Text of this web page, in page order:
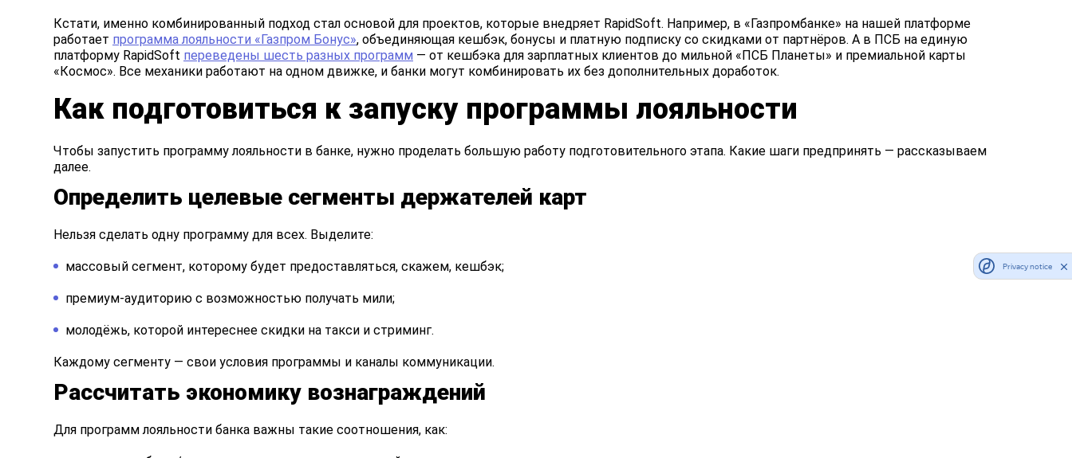
Кстати, именно комбинированный подход стал основой для проектов, которые внедряет RapidSoft. Например, в «Газпромбанке» на нашей платформе
работает программа лояльности «Газпром Бонус», объединяющая кешбэк, бонусы и платную подписку со скидками от партнёров. А в ПСБ на единую
платформу RapidSoft переведены шесть разных программ — от кешбэка для зарплатных клиентов до мильной «ПСБ Планеты» и премиальной карты
«Космос». Все механики работают на одном движке, и банки могут комбинировать их без дополнительных доработок.
Как подготовиться к запуску программы лояльности
Чтобы запустить программу лояльности в банке, нужно проделать большую работу подготовительного этапа. Какие шаги предпринять — рассказываем
далее.
Определить целевые сегменты держателей карт
Нельзя сделать одну программу для всех. Выделите:
массовый сегмент, которому будет предоставляться, скажем, кешбэк;
премиум-аудиторию с возможностью получать мили;
молодёжь, которой интереснее скидки на такси и стриминг.
Каждому сегменту — свои условия программы и каналы коммуникации.
Рассчитать экономику вознаграждений
Для программ лояльности банка важны такие соотношения, как:
Privacy notice